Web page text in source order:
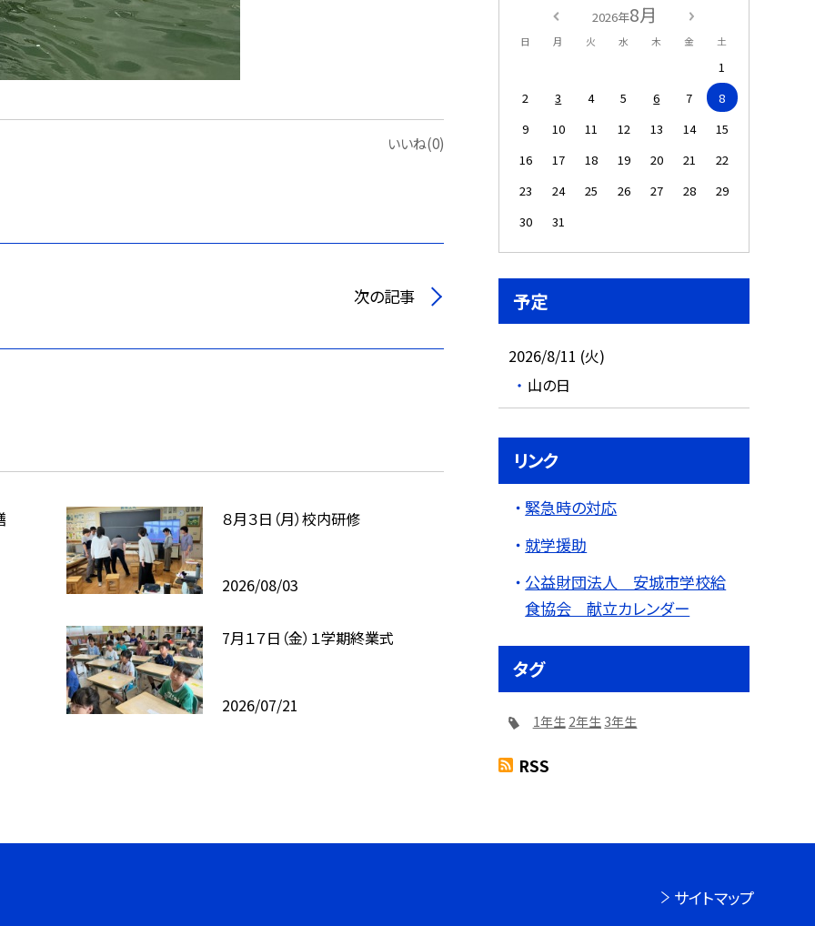
いいね(0)
次の記事
８月３日（月）校内研修
2026/08/03
7月１７日（金）１学期終業式
2026/07/21
2026年8月
日 月 火 水 木 金 土
1
2
3 4 5 6 7
8
9
10 11 12 13 14
15
16
17 18 19 20 21
22
23
24 25 26 27 28
29
30
31
予定
2026/8/11 (火)
山の日
リンク
緊急時の対応
就学援助
公益財団法人 安城市学校給
食協会 献立カレンダー
タグ
1年生 2年生 3年生
RSS
サイトマップ